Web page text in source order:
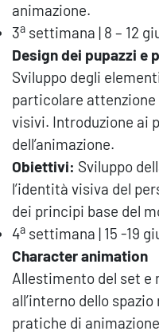
animazione.
3a settimana | 8 – 12
Design dei pupazzi e
Sviluppo degli
particolare
visivi. Introduzione ai
dell’animazione.
Obiettivi: Sviluppo
l’identità visiva del
dei principi base del
4a settimana | 15 -19
Character animation
Allestimento del set e
all’interno dello
pratiche di